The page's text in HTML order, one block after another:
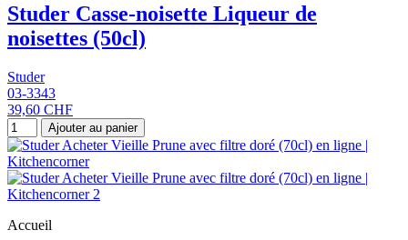
Studer Casse-noisette Liqueur de
noisettes (50cl)
Studer
03-3343
39,60 CHF
Ajouter au panier
Accueil